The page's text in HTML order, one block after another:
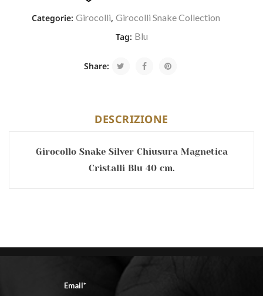
Categorie: Girocolli, Girocolli Snake Collection
Tag: Blu
Share:
DESCRIZIONE
Girocollo Snake Silver Chiusura Magnetica
Cristalli Blu 40 cm.
Email*